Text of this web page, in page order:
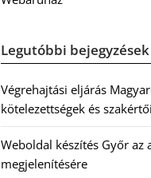
Legutóbbi bejegyzések
Végrehajtási eljárás
kötelezettségek és
Weboldal készítés Győr az
megjelenítésére